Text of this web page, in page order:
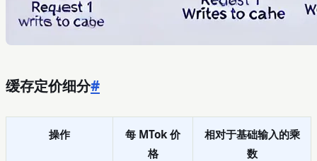
缓存定价细分#
操作
每 MTok 价
格
相对于基础输入的乘
数